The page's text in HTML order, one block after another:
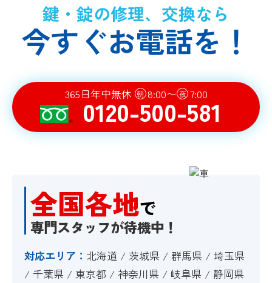
鍵・錠の修理、交換なら
今すぐお電話を！
365日年中無休 朝 8:00〜 夜 7:00
0120-500-581
全国各地で
専門スタッフが待機中！
対応エリア： 北海道 / 茨城県 / 群馬県 / 埼玉県
/ 千葉県 / 東京都 / 神奈川県 / 岐阜県 / 静岡県